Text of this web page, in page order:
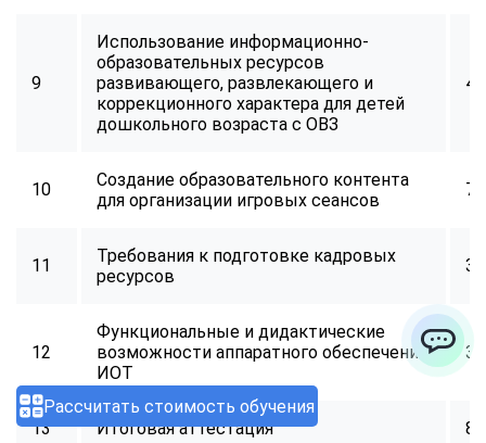
Рассчитать стоимость обучения
9
Использование информационно-
образовательных ресурсов
развивающего, развлекающего и
коррекционного характера для детей
дошкольного возраста с ОВЗ
40
10
Создание образовательного контента
для организации игровых сеансов
72
11
Требования к подготовке кадровых
ресурсов
32
12
Функциональные и дидактические
возможности аппаратного обеспечения
ИОТ
32
13 Итоговая аттестация 8